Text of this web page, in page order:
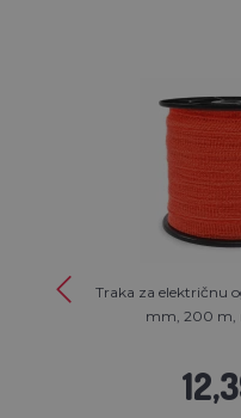
Traka za električnu
mm, 200 m,